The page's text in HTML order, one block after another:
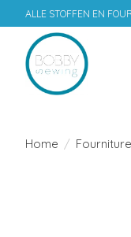
ALLE STOFFEN EN
Home /